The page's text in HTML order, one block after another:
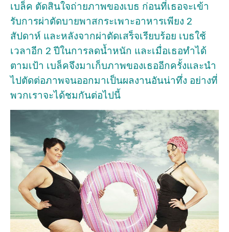
เบล็ค ตัดสินใจถ่ายภาพของเบธ ก่อนที่เธอจะเข้า
รับการผ่าตัดบายพาสกระเพาะอาหารเพียง 2
สัปดาห์ และหลังจากผ่าตัดเสร็จเรียบร้อย เบธใช้
เวลาอีก 2 ปีในการลดน้ำหนัก และเมื่อเธอทำได้
ตามเป้า เบล็คจึงมาเก็บภาพของเธออีกครั้งและนำ
ไปตัดต่อภาพจนออกมาเป็นผลงานอันน่าทึ่ง อย่างที่
พวกเราจะได้ชมกันต่อไปนี้